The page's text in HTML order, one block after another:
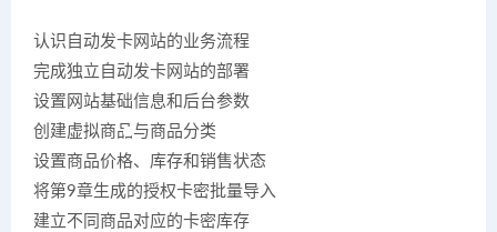
认识自动发卡网站的业务流程
完成独立自动发卡网站的部署
设置网站基础信息和后台参数
创建虚拟商品与商品分类
设置商品价格、库存和销售状态
将第9章生成的授权卡密批量导入
建立不同商品对应的卡密库存